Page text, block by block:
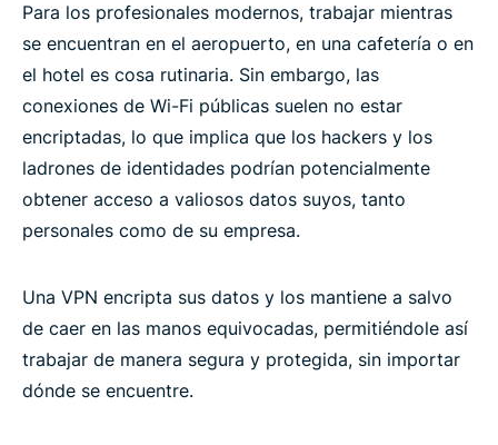
Para los profesionales modernos, trabajar mientras
se encuentran en el aeropuerto, en una cafetería o en
el hotel es cosa rutinaria. Sin embargo, las
conexiones de Wi-Fi públicas suelen no estar
encriptadas, lo que implica que los hackers y los
ladrones de identidades podrían potencialmente
obtener acceso a valiosos datos suyos, tanto
personales como de su empresa.
Una VPN encripta sus datos y los mantiene a salvo
de caer en las manos equivocadas, permitiéndole así
trabajar de manera segura y protegida, sin importar
dónde se encuentre.